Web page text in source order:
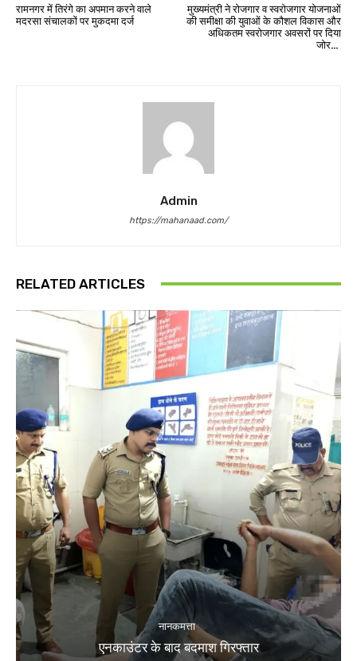
रामनगर में तिरंगे का अपमान करने वाले
मदरसा संचालकों पर मुकदमा दर्ज
मुख्यमंत्री ने रोजगार व स्वरोजगार योजनाओं
की समीक्षा की युवाओं के कौशल विकास और
अधिकतम स्वरोजगार अवसरों पर दिया
जोर…
Admin
https://mahanaad.com/
RELATED ARTICLES
नानकमत्ता
एनकाउंटर के बाद बदमाश गिरफ्तार